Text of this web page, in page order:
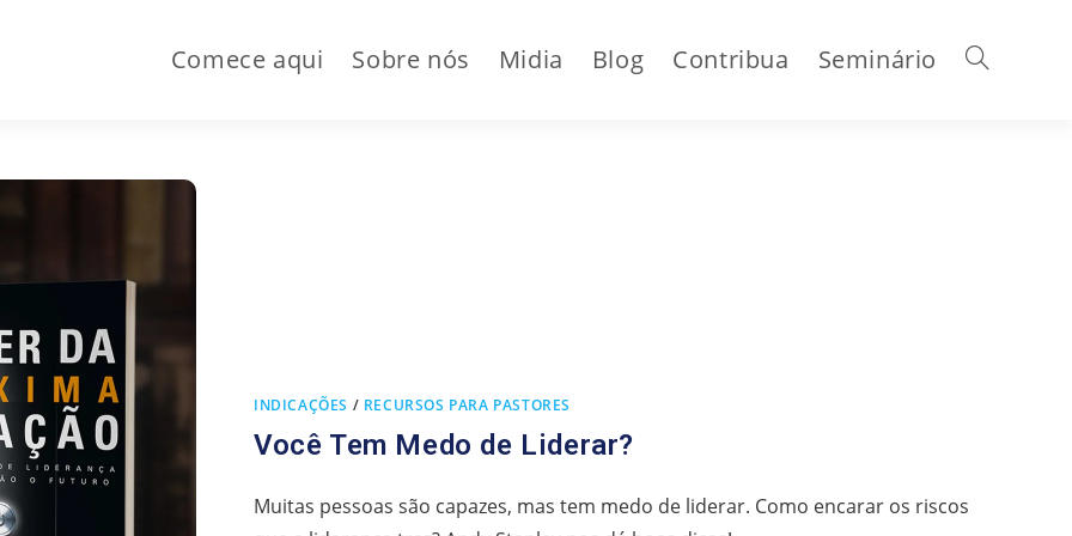
Comece aqui Sobre nós Midia Blog Contribua Seminário Alternar
INDICAÇÕES / RECURSOS PARA PASTORES
Você Tem Medo de Liderar?
Muitas pessoas são capazes, mas tem medo de liderar. Como encarar os riscos